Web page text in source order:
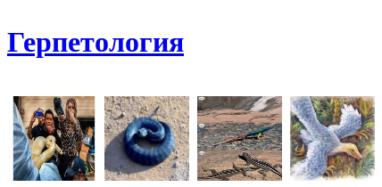
Герпетология